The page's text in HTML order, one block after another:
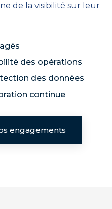
de la visibilité sur leur
des opérations
des données
continue
engagements